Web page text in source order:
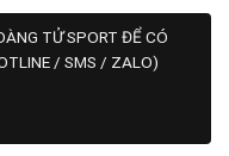
TỬ SPORT ĐỂ CÓ
/ SMS / ZALO)